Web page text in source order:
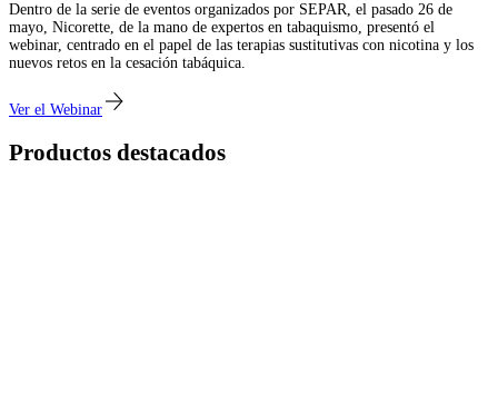
Dentro de la serie de eventos organizados por SEPAR, el pasado 26 de
mayo, Nicorette, de la mano de expertos en tabaquismo, presentó el
webinar, centrado en el papel de las terapias sustitutivas con nicotina y los
nuevos retos en la cesación tabáquica.
Ver el Webinar
Productos destacados